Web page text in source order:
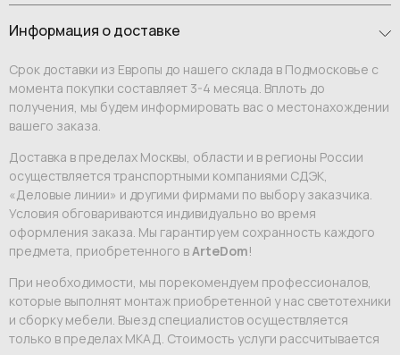
Информация о доставке
Срок доставки из Европы до нашего склада в Подмосковье с
момента покупки составляет 3-4 месяца. Вплоть до
получения, мы будем информировать вас о местонахождении
вашего заказа.
Доставка в пределах Москвы, области и в регионы России
осуществляется транспортными компаниями СДЭК,
«Деловые линии» и другими фирмами по выбору заказчика.
Условия обговариваются индивидуально во время
оформления заказа. Мы гарантируем сохранность каждого
предмета, приобретенного вArteDom!
При необходимости, мы порекомендуем профессионалов,
которые выполнят монтаж приобретенной у нас светотехники
и сборку мебели. Выезд специалистов осуществляется
только в пределах МКАД. Стоимость услуги рассчитывается